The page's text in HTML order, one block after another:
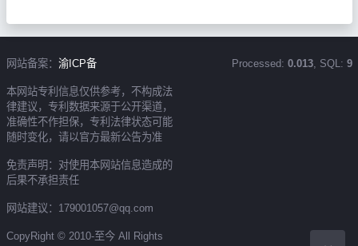
网站备案： 渝ICP备
本网站专利信息仅供参考，不构成法
律建议，专利数据来源于公开渠道，
准确性不作担保，专利法律状态可能
随时变化，请以官方最新公告为准
免责声明：对使用本网站信息造成的
后果不承担责任
网站建议：179001057@qq.com
CopyRight © 2010-至今 All Rights
Processed: 0.013, SQL: 9